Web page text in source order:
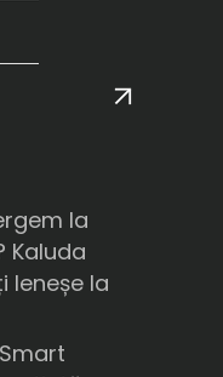
la
Kaluda
leneșe la